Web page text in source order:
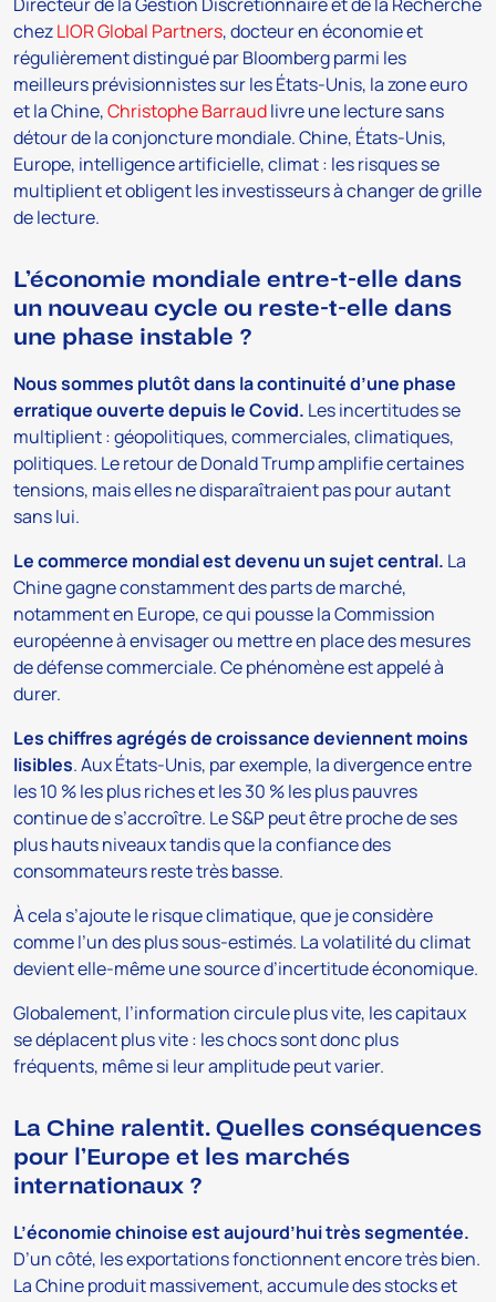
chezLIOR Global Partners, docteur en économie et
régulièrement distingué par Bloomberg parmi les
meilleurs prévisionnistes sur les États-Unis, la zone euro
et la Chine,Christophe Barraudlivre une lecture sans
détour de la conjoncture mondiale. Chine, États-Unis,
Europe, intelligence artificielle, climat : les risques se
multiplient et obligent les investisseurs à changer de grille
de lecture.
L’économie mondiale entre-t-elle dans
un nouveau cycle ou reste-t-elle dans
une phase instable ?
Nous sommes plutôt dans la continuité d’une phase
erratique ouverte depuis le Covid. Les incertitudes se
multiplient : géopolitiques, commerciales, climatiques,
politiques. Le retour de Donald Trump amplifie certaines
tensions, mais elles ne disparaîtraient pas pour autant
sans lui.
Le commerce mondial est devenu un sujet central. La
Chine gagne constamment des parts de marché,
notamment en Europe, ce qui pousse la Commission
européenne à envisager ou mettre en place des mesures
de défense commerciale. Ce phénomène est appelé à
durer.
Les chiffres agrégés de croissance deviennent moins
lisibles. Aux États-Unis, par exemple, la divergence entre
les 10 % les plus riches et les 30 % les plus pauvres
continue de s’accroître. Le S&P peut être proche de ses
plus hauts niveaux tandis que la confiance des
consommateurs reste très basse.
À cela s’ajoute le risque climatique, que je considère
comme l’un des plus sous-estimés. La volatilité du climat
devient elle-même une source d’incertitude économique.
Globalement, l’information circule plus vite, les capitaux
se déplacent plus vite : les chocs sont donc plus
fréquents, même si leur amplitude peut varier.
La Chine ralentit. Quelles conséquences
pour l’Europe et les marchés
internationaux ?
L’économie chinoise est aujourd’hui très segmentée.
D’un côté, les exportations fonctionnent encore très bien.
La Chine produit massivement, accumule des stocks et